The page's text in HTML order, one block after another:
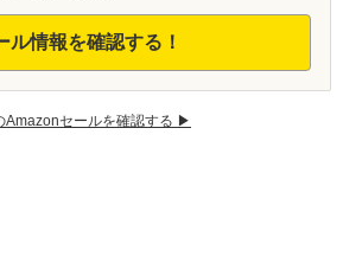
ル情報を確認する！
Amazonセールを確認する ▶︎